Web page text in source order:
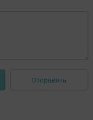
Отправить